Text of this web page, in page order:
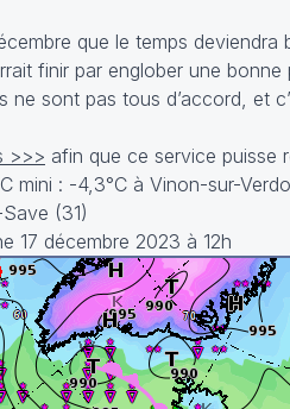
que le temps
finir par englober une bonne
ne sont pas tous d’accord, et
>>> afin que ce service puisse
mini : -4,3°C à Vinon-sur-
(31)
17 décembre 2023 à 12h